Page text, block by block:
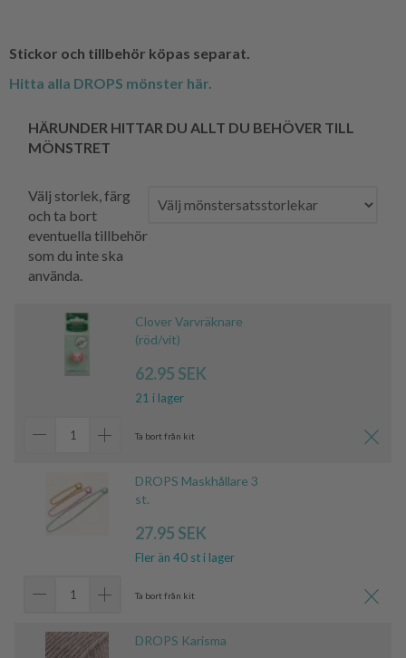
Stickor och tillbehör köpas separat.
Hitta alla DROPS mönster här.
HÄRUNDER HITTAR DU ALLT DU BEHÖVER TILL
MÖNSTRET
Välj storlek, färg
och ta bort
eventuella tillbehör
som du inte ska
använda.
Clover Varvräknare
(röd/vit)
62.95 SEK
21 i lager
Ta bort från kit
DROPS Maskhållare 3
st.
27.95 SEK
Fler än 40 st i lager
Ta bort från kit
DROPS Karisma